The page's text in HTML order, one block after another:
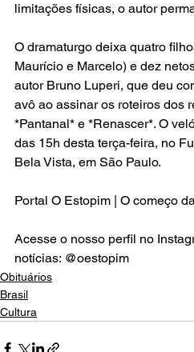
limitações físicas, o autor
O dramaturgo deixa quatro
Maurício e Marcelo) e dez
autor Bruno Luperi, que deu
avô ao assinar os roteiros dos
*Pantanal* e *Renascer*. O
das 15h desta terça-feira, no
Bela Vista, em São Paulo.
Portal O Estopim | O começo
Acesse o nosso perfil no
notícias: @oestopim
Obituários
Brasil
Cultura